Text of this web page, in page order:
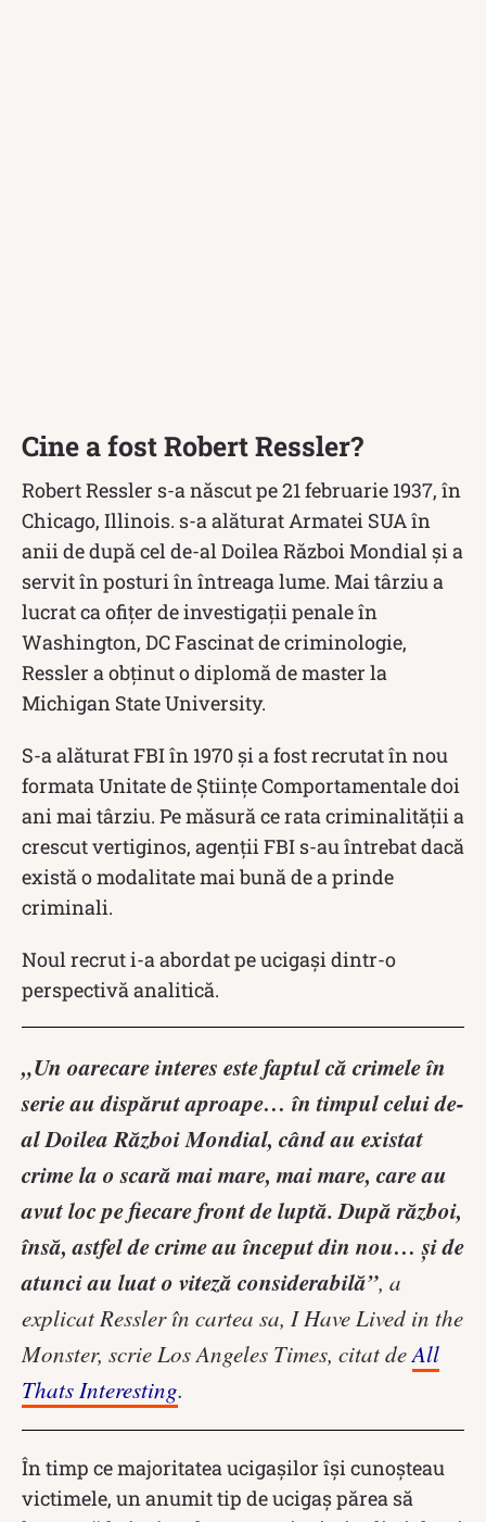
Cine a fost Robert Ressler?
Robert Ressler s-a născut pe 21 februarie 1937, în
Chicago, Illinois. s-a alăturat Armatei SUA în
anii de după cel de-al Doilea Război Mondial și a
servit în posturi în întreaga lume. Mai târziu a
lucrat ca ofițer de investigații penale în
Washington, DC Fascinat de criminologie,
Ressler a obținut o diplomă de master la
Michigan State University.
S-a alăturat FBI în 1970 și a fost recrutat în nou
formata Unitate de Științe Comportamentale doi
ani mai târziu. Pe măsură ce rata criminalității a
crescut vertiginos, agenții FBI s-au întrebat dacă
există o modalitate mai bună de a prinde
criminali.
Noul recrut i-a abordat pe ucigași dintr-o
perspectivă analitică.
„Un oarecare interes este faptul că crimele în
serie au dispărut aproape… în timpul celui de-
al Doilea Război Mondial, când au existat
crime la o scară mai mare, mai mare, care au
avut loc pe fiecare front de luptă. După război,
însă, astfel de crime au început din nou… și de
atunci au luat o viteză considerabilă”, a
explicat Ressler în cartea sa, I Have Lived in the
Monster, scrie Los Angeles Times, citat deAll
Thats Interesting.
În timp ce majoritatea ucigașilor își cunoșteau
victimele, un anumit tip de ucigaș părea să